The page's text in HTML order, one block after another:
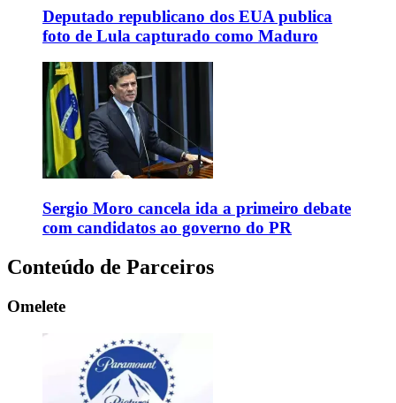
Deputado republicano dos EUA publica
foto de Lula capturado como Maduro
Sergio Moro cancela ida a primeiro debate
com candidatos ao governo do PR
Conteúdo de Parceiros
Omelete